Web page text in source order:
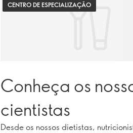
CENTRO DE ESPECIALIZAÇÃO
Conheça os
cientistas
Desde os nossos dietistas,